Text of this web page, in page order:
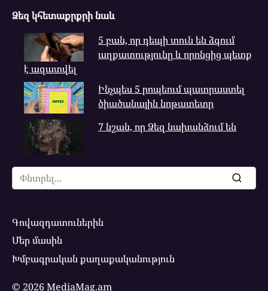
Ձեզ կհետաքրքրի նաև
5 բան, որ դեպի տուն են ձգում
աղքատությունը և որոնցից պետք
է ազատվել
Ինչպես 5 րոպեում պատրաստել
ծիածանային նոթատետր
7 նշան, որ Ձեզ նախանձում են
Search
for:
Գովազդատուներին
Մեր մասին
Խմբագրական քաղաքականություն
© 2026 MediaMag.am